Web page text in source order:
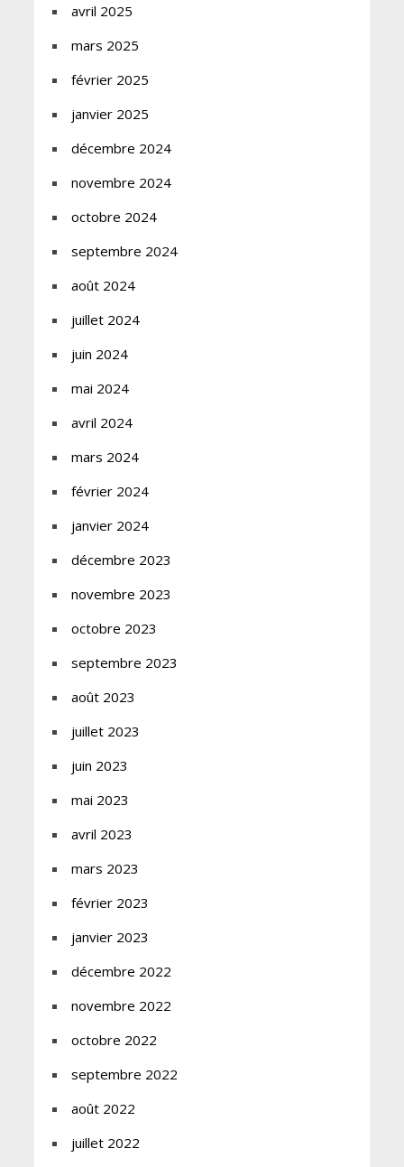
avril 2025
mars 2025
février 2025
janvier 2025
décembre 2024
novembre 2024
octobre 2024
septembre 2024
août 2024
juillet 2024
juin 2024
mai 2024
avril 2024
mars 2024
février 2024
janvier 2024
décembre 2023
novembre 2023
octobre 2023
septembre 2023
août 2023
juillet 2023
juin 2023
mai 2023
avril 2023
mars 2023
février 2023
janvier 2023
décembre 2022
novembre 2022
octobre 2022
septembre 2022
août 2022
juillet 2022